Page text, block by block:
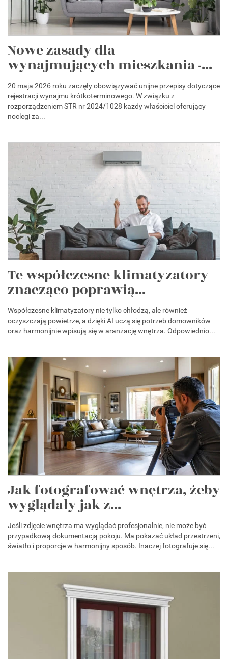
Nowe zasady dla
wynajmujących mieszkania -...
20 maja 2026 roku zaczęły obowiązywać unijne przepisy dotyczące
rejestracji wynajmu krótkoterminowego. W związku z
rozporządzeniem STR nr 2024/1028 każdy właściciel oferujący
noclegi za...
Te współczesne klimatyzatory
znacząco poprawią...
Współczesne klimatyzatory nie tylko chłodzą, ale również
oczyszczają powietrze, a dzięki AI uczą się potrzeb domowników
oraz harmonijnie wpisują się w aranżację wnętrza. Odpowiednio...
Jak fotografować wnętrza, żeby
wyglądały jak z...
Jeśli zdjęcie wnętrza ma wyglądać profesjonalnie, nie może być
przypadkową dokumentacją pokoju. Ma pokazać układ przestrzeni,
światło i proporcje w harmonijny sposób. Inaczej fotografuje się...